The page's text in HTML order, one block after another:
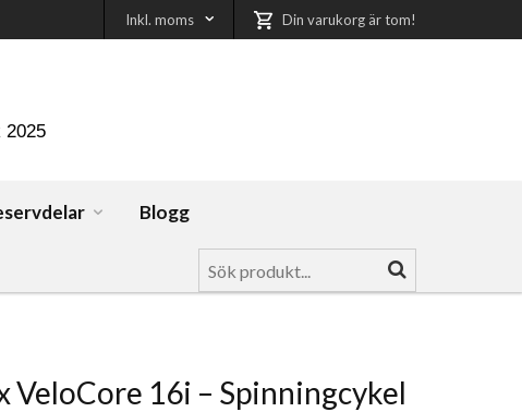
Inkl. moms Din varukorg är tom!
Blogg
VeloCore 16i – Spinningcykel